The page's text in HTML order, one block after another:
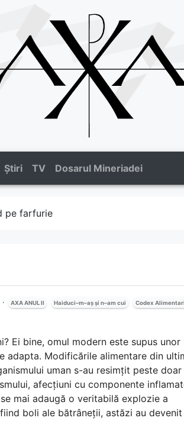
Știri TV Dosarul Mineriadei
pe farfurie
AXA ANUL II Haiduci–m–aș și n–am cui Codex
Ei bine, omul modern este supus unor
adapta. Modificările alimentare din
uman s-au resimțit peste doar
afecțiuni cu componente
mai adaugă o veritabilă explozie a
boli ale bătrâneții, astăzi au devenit